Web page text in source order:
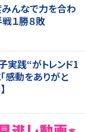
みんなで力を合わ
１勝８敗
実践“がトレンド1
感動をありがと